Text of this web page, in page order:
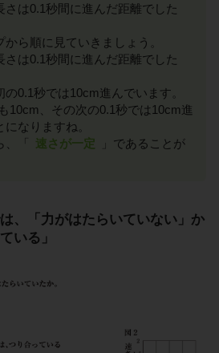
さは0.1秒間に進んだ距離でした
から順に見ていきましょう。
さは0.1秒間に進んだ距離でした
の0.1秒では10cm進んでいます。
10cm、その次の0.1秒では10cm進
なりますね。
、「
速さが一定
」であることが
、「力がはたらいていない」か
いる」